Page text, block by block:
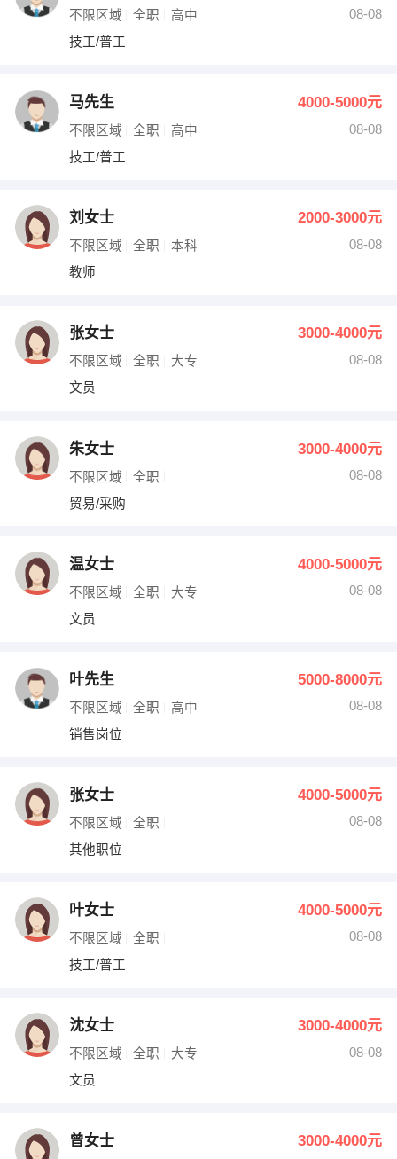
不限区域 全职 高中
08-08
技工/普工
马先生 4000-5000元
不限区域 全职 高中
08-08
技工/普工
刘女士 2000-3000元
不限区域 全职 本科
08-08
教师
张女士 3000-4000元
不限区域 全职 大专
08-08
文员
朱女士 3000-4000元
不限区域 全职
08-08
贸易/采购
温女士 4000-5000元
不限区域 全职 大专
08-08
文员
叶先生 5000-8000元
不限区域 全职 高中
08-08
销售岗位
张女士 4000-5000元
不限区域 全职
08-08
其他职位
叶女士 4000-5000元
不限区域 全职
08-08
技工/普工
沈女士 3000-4000元
不限区域 全职 大专
08-08
文员
曾女士 3000-4000元